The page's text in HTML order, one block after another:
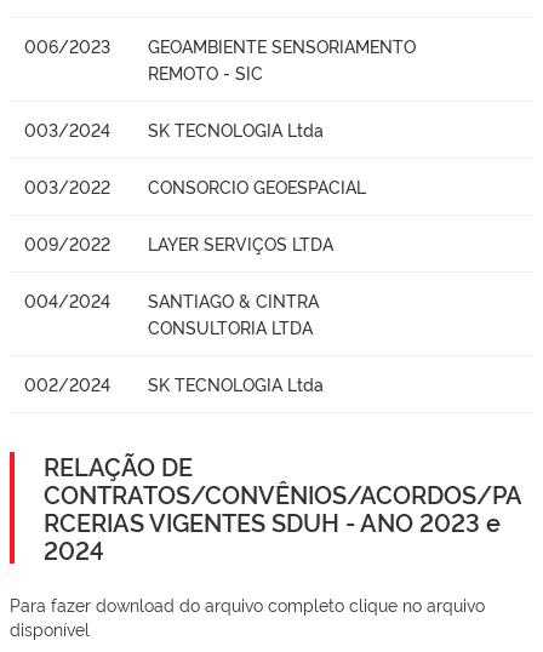
006/2023
GEOAMBIENTE SENSORIAMENTO
REMOTO - SIC
003/2024 SK TECNOLOGIA Ltda
003/2022 CONSORCIO GEOESPACIAL
009/2022 LAYER SERVIÇOS LTDA
004/2024
SANTIAGO & CINTRA
CONSULTORIA LTDA
002/2024 SK TECNOLOGIA Ltda
RELAÇÃO DE
CONTRATOS/CONVÊNIOS/ACORDOS/PA
RCERIAS VIGENTES SDUH - ANO 2023 e
2024
Para fazer download do arquivo completo clique no arquivo
disponível